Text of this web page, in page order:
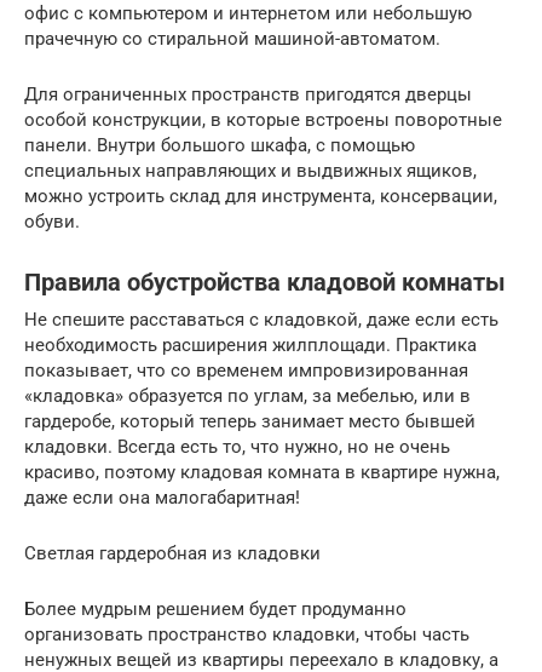
офис с компьютером и интернетом или небольшую
прачечную со стиральной машиной-автоматом.
Для ограниченных пространств пригодятся дверцы
особой конструкции, в которые встроены поворотные
панели. Внутри большого шкафа, с помощью
специальных направляющих и выдвижных ящиков,
можно устроить склад для инструмента, консервации,
обуви.
Правила обустройства кладовой комнаты
Не спешите расставаться с кладовкой, даже если есть
необходимость расширения жилплощади. Практика
показывает, что со временем импровизированная
«кладовка» образуется по углам, за мебелью, или в
гардеробе, который теперь занимает место бывшей
кладовки. Всегда есть то, что нужно, но не очень
красиво, поэтому кладовая комната в квартире нужна,
даже если она малогабаритная!
Светлая гардеробная из кладовки
Более мудрым решением будет продуманно
организовать пространство кладовки, чтобы часть
ненужных вещей из квартиры переехало в кладовку, а